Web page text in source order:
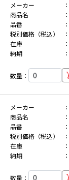
メーカー
商品名
品番
税別価格（税込）
在庫
納期
数量：
メーカー
商品名
品番
税別価格（税込）
在庫
納期
数量：